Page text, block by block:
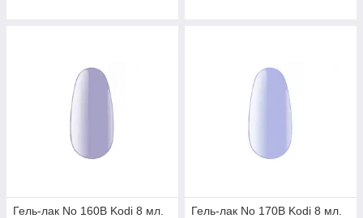
Гель-лак No 160B Kodi 8 мл.
Гель-лак No 170B Kodi 8 мл.